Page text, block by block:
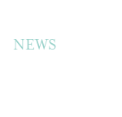
NEWS